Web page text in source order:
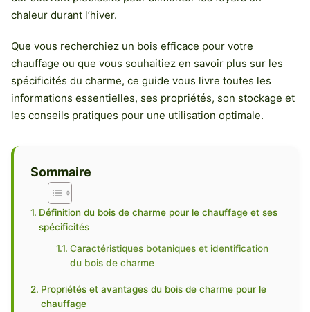
chaleur durant l’hiver.
Que vous recherchiez un bois efficace pour votre
chauffage ou que vous souhaitiez en savoir plus sur les
spécificités du charme, ce guide vous livre toutes les
informations essentielles, ses propriétés, son stockage et
les conseils pratiques pour une utilisation optimale.
Sommaire
Définition du bois de charme pour le chauffage et ses
spécificités
Caractéristiques botaniques et identification
du bois de charme
Propriétés et avantages du bois de charme pour le
chauffage